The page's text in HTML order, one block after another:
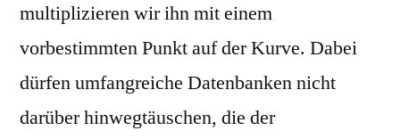
multiplizieren wir ihn mit einem
vorbestimmten Punkt auf der Kurve. Dabei
dürfen umfangreiche Datenbanken nicht
darüber hinwegtäuschen, die der